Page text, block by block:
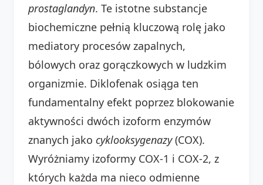
prostaglandyn. Te istotne substancje
biochemiczne pełnią kluczową rolę jako
mediatory procesów zapalnych,
bólowych oraz gorączkowych w ludzkim
organizmie. Diklofenak osiąga ten
fundamentalny efekt poprzez blokowanie
aktywności dwóch izoform enzymów
znanych jako cyklooksygenazy(COX).
Wyróżniamy izoformy COX-1 i COX-2, z
których każda ma nieco odmienne